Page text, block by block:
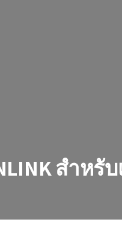
สำห